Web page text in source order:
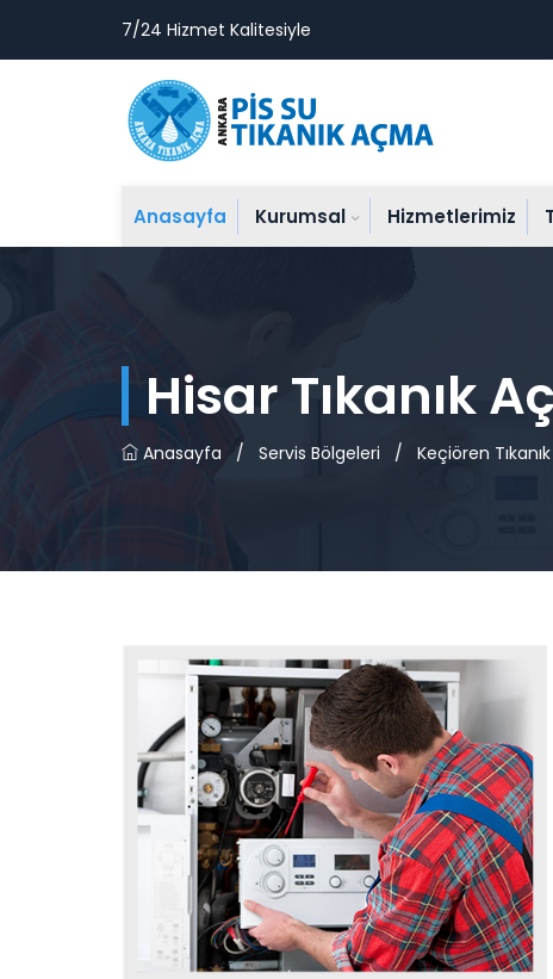
7/24 Hizmet Kalitesiyle
Anasayfa Kurumsal Hizmetlerimiz
Hisar Tıkanık
Anasayfa / Servis Bölgeleri / Keçiören